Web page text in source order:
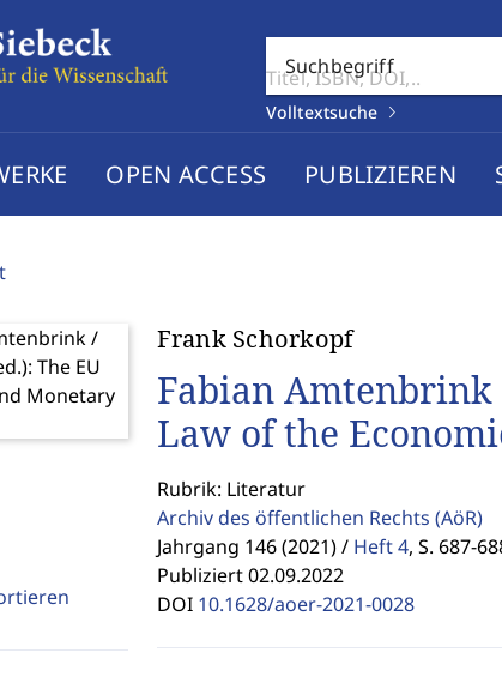
Suchbegriff
Volltextsuche
OPEN ACCESS PUBLIZIEREN
Frank Schorkopf
Fabian Amtenbrink
Law of the
Rubrik: Literatur
Archiv des öffentlichen Rechts (AöR)
Jahrgang 146 (2021) / Heft 4, S. 687-
Publiziert 02.09.2022
DOI 10.1628/aoer-2021-0028